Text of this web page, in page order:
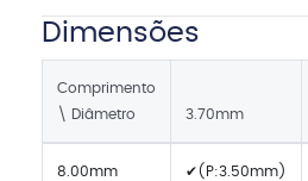
Dimensões
Comprimento
\ Diâmetro
3.70mm
8.00mm ✔(P:3.50mm)